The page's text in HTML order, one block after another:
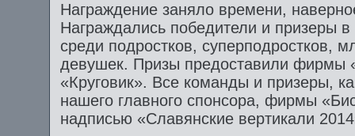
Награждение заняло времени,
Награждались победители и призеры в
среди подростков, суперподростков,
девушек. Призы предоставили фирмы
«Круговик». Все команды и призеры,
нашего главного спонсора, фирмы
надписью «Славянские вертикали